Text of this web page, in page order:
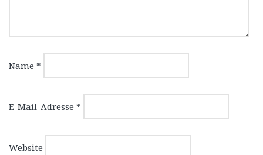
Name *
E-Mail-Adresse *
Website